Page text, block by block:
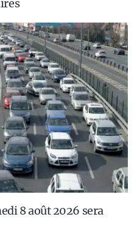
8 août 2026 sera